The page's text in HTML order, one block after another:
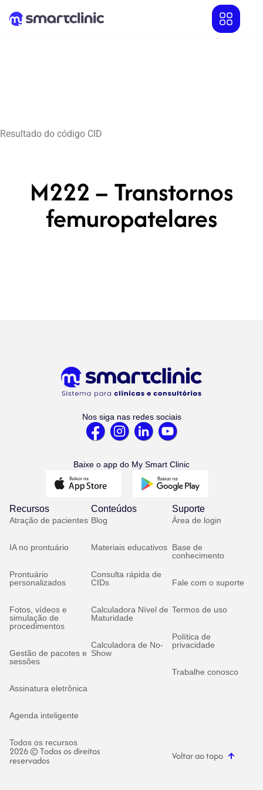
Resultado do código CID
M222 – Transtornos
femuropatelares
Nos siga nas redes sociais
Baixe o app do My Smart Clinic
Recursos
Atração de pacientes
IA no prontuário
Prontuário
personalizados
Fotos, vídeos e
simulação de
procedimentos
Gestão de pacotes e
sessões
Assinatura eletrônica
Agenda inteligente
Todos os recursos
Conteúdos
Blog
Materiais educativos
Consulta rápida de
CIDs
Calculadora Nível de
Maturidade
Calculadora de No-
Show
Suporte
Área de login
Base de
conhecimento
Fale com o suporte
Termos de uso
Política de
privacidade
Trabalhe conosco
2026 © Todos os direitos
reservados Voltar ao topo